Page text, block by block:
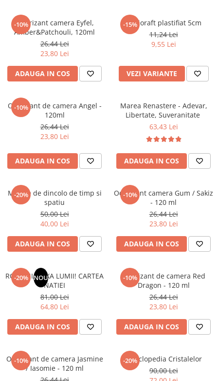
Limbi Straine
Povesti
Povesti ilustrate
Realitatea Augmentata
ScienceConnection
-10%
Odorizant camera Eyfel,
Amber&Patchouli, 120ml
26,44 Lei
23,80 Lei
ADAUGA IN COS
-15%
Biblioraft plastifiat 5cm
11,24 Lei
9,55 Lei
VEZI VARIANTE
-10%
Odorizant de camera Angel -
120ml
26,44 Lei
23,80 Lei
ADAUGA IN COS
Marea Renastere - Adevar,
Libertate, Suveranitate
63,43 Lei
ADAUGA IN COS
-20%
Mesaje de dincolo de timp si
spatiu
50,00 Lei
40,00 Lei
ADAUGA IN COS
-10%
Odorizant camera Gum / Sakiz
- 120 ml
26,44 Lei
23,80 Lei
ADAUGA IN COS
-20% NOU
ROMANIA, AXA LUMII! CARTEA
NATIEI
81,00 Lei
64,80 Lei
ADAUGA IN COS
-10%
Odorizant de camera Red
Dragon - 120 ml
26,44 Lei
23,80 Lei
ADAUGA IN COS
-10%
Odorizant de camera Jasmine
/ Iasomie - 120 ml
-20%
Enciclopedia Cristalelor
90,00 Lei